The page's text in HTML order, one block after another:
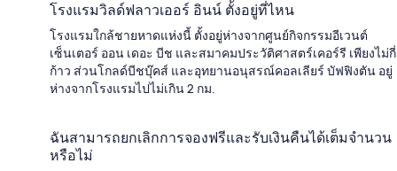
โรงแรมวิลด์ฟลาวเออร์ อินน์ ตั้งอยู่ที่ไหน
โรงแรมใกล้ชายหาดแห่งนี้ ตั้งอยู่ห่างจากศูนย์กิจกรรมอีเวนต์
เซ็นเตอร์ ออน เดอะ บีช และสมาคมประวัติศาสตร์เคอร์รี เพียงไม่กี่
ก้าว ส่วนโกลด์บีชบุ๊คส์ และอุทยานอนุสรณ์คอลเลียร์ บัฟฟิงตัน อยู่
ห่างจากโรงแรมไปไม่เกิน 2 กม.
ฉันสามารถยกเลิกการจองฟรีและรับเงินคืนได้เต็มจำนวน
หรือไม่